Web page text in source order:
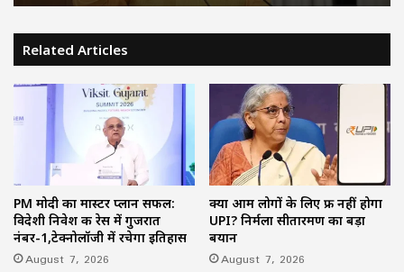
Related Articles
PM मोदी का मास्टर प्लान सफल:
विदेशी निवेश की रेस में गुजरात
नंबर-1,टेक्नोलॉजी में रचेगा इतिहास
August 7, 2026
क्या आम लोगों के लिए फ्री नहीं होगा
UPI? निर्मला सीतारमण का बड़ा
बयान
August 7, 2026